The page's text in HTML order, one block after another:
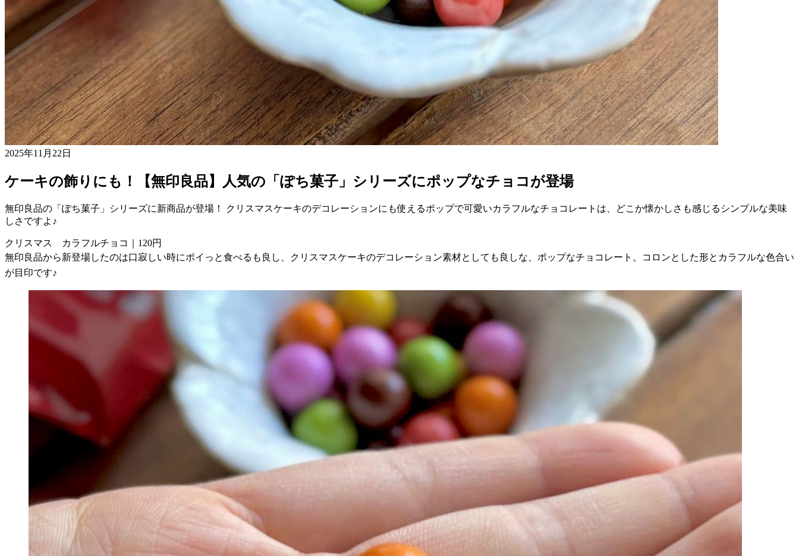
2025年11月22日
ケーキの飾りにも！【無印良品】人気の「ぽち菓子」シリーズにポップなチョコが登場
無印良品の「ぽち菓子」シリーズに新商品が登場！ クリスマスケーキのデコレーションにも使えるポップで可愛いカラフルなチョコレートは、どこか懐かしさも感じるシンプルな美味
しさですよ♪
クリスマス カラフルチョコ｜120円
無印良品から新登場したのは口寂しい時にポイっと食べるも良し、クリスマスケーキのデコレーション素材としても良しな、ポップなチョコレート。コロンとした形とカラフルな色合い
が目印です♪